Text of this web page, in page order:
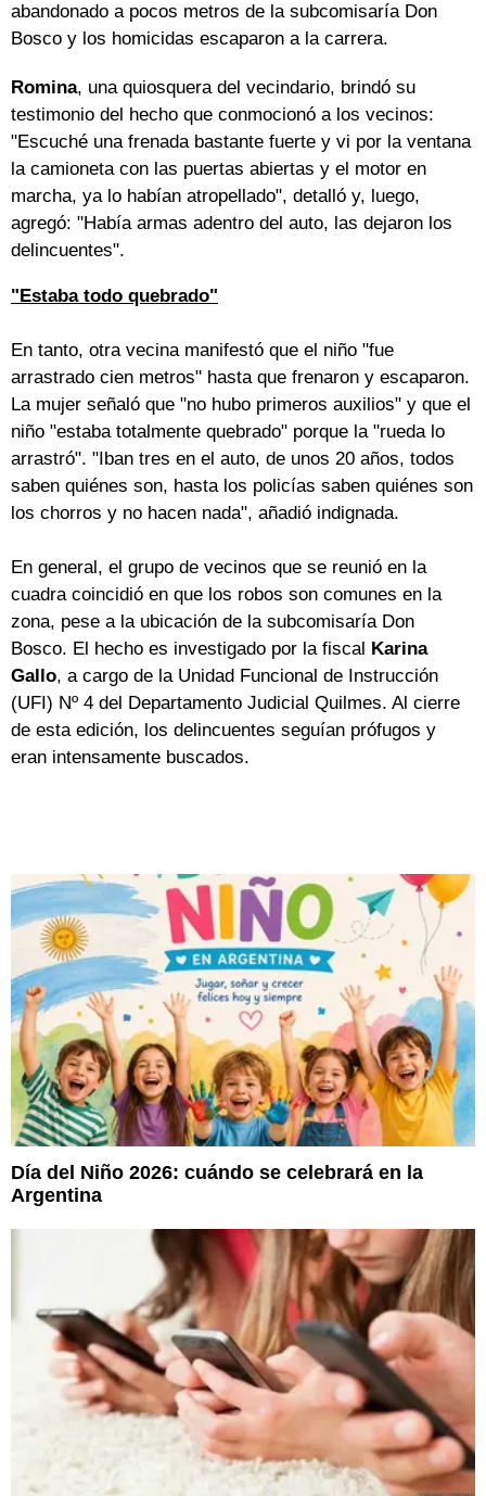
abandonado a pocos metros de la subcomisaría Don
Bosco y los homicidas escaparon a la carrera.
Romina, una quiosquera del vecindario, brindó su
testimonio del hecho que conmocionó a los vecinos:
"Escuché una frenada bastante fuerte y vi por la ventana
la camioneta con las puertas abiertas y el motor en
marcha, ya lo habían atropellado", detalló y, luego,
agregó: "Había armas adentro del auto, las dejaron los
delincuentes".
"Estaba todo quebrado"
En tanto, otra vecina manifestó que el niño "fue
arrastrado cien metros" hasta que frenaron y escaparon.
La mujer señaló que "no hubo primeros auxilios" y que el
niño "estaba totalmente quebrado" porque la "rueda lo
arrastró". "Iban tres en el auto, de unos 20 años, todos
saben quiénes son, hasta los policías saben quiénes son
los chorros y no hacen nada", añadió indignada.
En general, el grupo de vecinos que se reunió en la
cuadra coincidió en que los robos son comunes en la
zona, pese a la ubicación de la subcomisaría Don
Bosco. El hecho es investigado por la fiscal Karina
Gallo, a cargo de la Unidad Funcional de Instrucción
(UFI) Nº 4 del Departamento Judicial Quilmes. Al cierre
de esta edición, los delincuentes seguían prófugos y
eran intensamente buscados.
Día del Niño 2026: cuándo se celebrará en la
Argentina